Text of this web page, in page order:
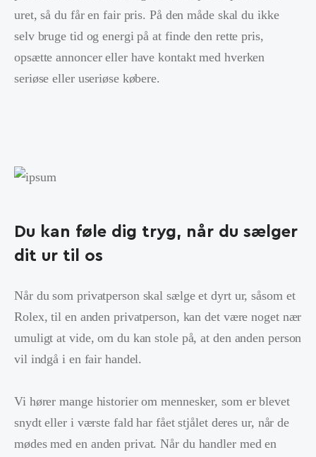
uret, så du får en fair pris. På den måde skal du ikke
selv bruge tid og energi på at finde den rette pris,
opsætte annoncer eller have kontakt med hverken
seriøse eller useriøse købere.
Du kan føle dig tryg, når du sælger
dit ur til os
Når du som privatperson skal sælge et dyrt ur, såsom et
Rolex, til en anden privatperson, kan det være noget nær
umuligt at vide, om du kan stole på, at den anden person
vil indgå i en fair handel.
Vi hører mange historier om mennesker, som er blevet
snydt eller i værste fald har fået stjålet deres ur, når de
mødes med en anden privat. Når du handler med en